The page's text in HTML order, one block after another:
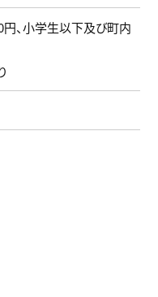
円、小学生以下及び町内